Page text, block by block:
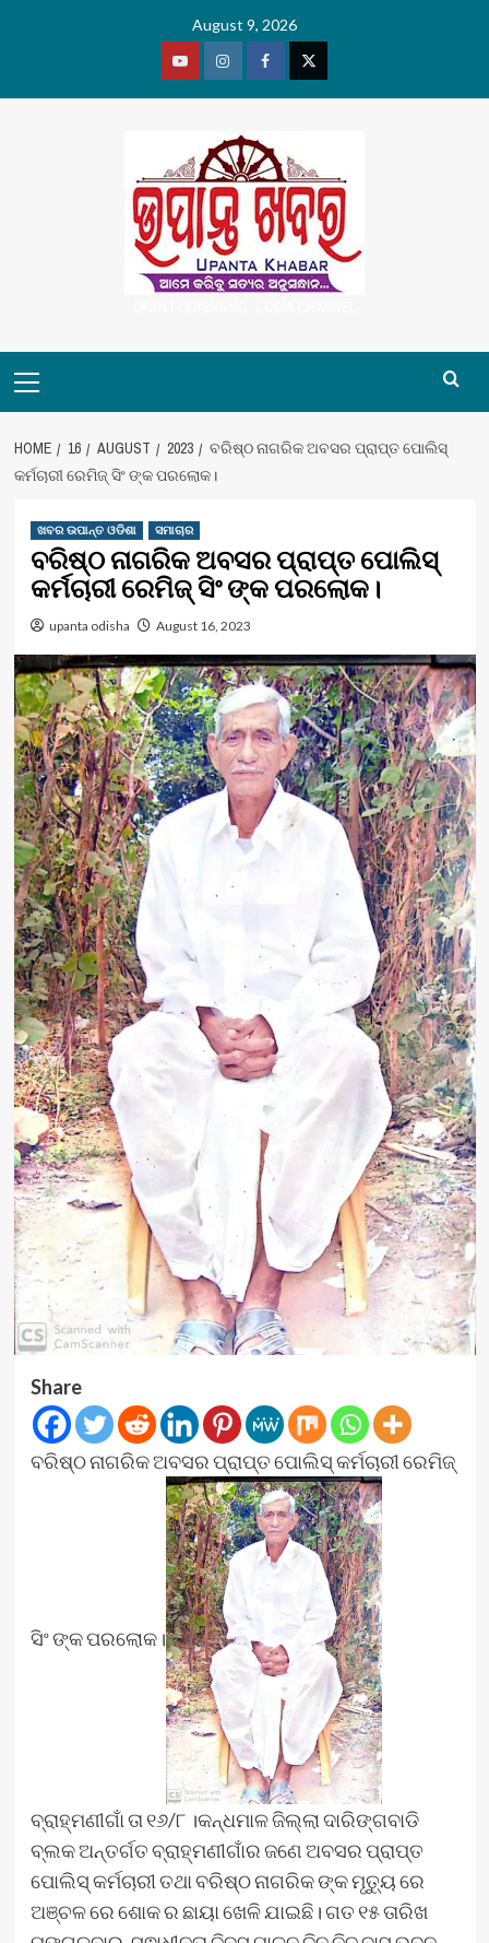
August 9, 2026
YoutubeVimeoFacebookTwitter
Menu
HOME 16 AUGUST 2023
ବରିଷ୍ଠ ନାଗରିକ ଅବସର ପ୍ରାପ୍ତ ପୋଲିସ୍
କର୍ମଚାରୀ ରେମିଜ୍ ସିଂ ଙ୍କ ପରଲୋକ।
ଖବର ଉପାନ୍ତ ଓଡିଶା ସମାଚାର
ବରିଷ୍ଠ ନାଗରିକ ଅବସର ପ୍ରାପ୍ତ ପୋଲିସ୍
କର୍ମଚାରୀ ରେମିଜ୍ ସିଂ ଙ୍କ ପରଲୋକ।
upanta odisha August 16, 2023
Share
ବରିଷ୍ଠ ନାଗରିକ ଅବସର ପ୍ରାପ୍ତ ପୋଲିସ୍ କର୍ମଚାରୀ ରେମିଜ୍
ସିଂ ଙ୍କ ପରଲୋକ।
ବ୍ରାହ୍ମଣୀଗାଁ ତା ୧୬/୮ ।କନ୍ଧମାଳ ଜିଲ୍ଲା ଦାରିଙ୍ଗବାଡି
ବ୍ଲକ ଅନ୍ତର୍ଗତ ବ୍ରାହ୍ମଣୀଗାଁର ଜଣେ ଅବସର ପ୍ରାପ୍ତ
ପୋଲିସ୍ କର୍ମଚାରୀ ତଥା ବରିଷ୍ଠ ନାଗରିକ ଙ୍କ ମୃତ୍ୟୁ ରେ
ଅଞ୍ଚଳ ରେ ଶୋକ ର ଛାୟା ଖେଳି ଯାଇଛି। ଗତ ୧୫ ତାରିଖ